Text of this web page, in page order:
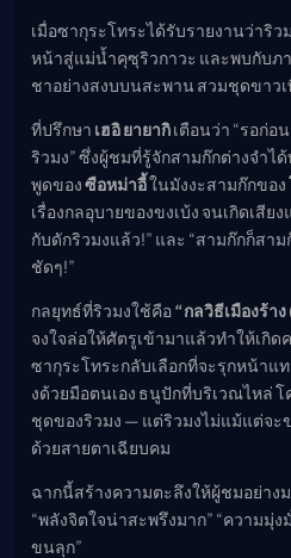
เมื่อซากุระโทระได้รับรายงานว่าริ
หน้าสู่แม่น้ำคุซุริวกาวะ และพบกับภ
ชาอย่างสงบบนสะพาน สวมชุดขาวเ
ที่ปรึกษา เฮอิ ยายากิเตือนว่า “รอก่อ
ริวมง” ซึ่งผู้ชมที่รู้จักสามก๊กต่างจำ
พูดของซือหม่าอี้ในมังงะสามก๊กของ
เรื่องกลอุบายของขงเบ้ง จนเกิดเสีย
กับดักริวมงแล้ว!” และ “สามก๊กก็สา
ชัดๆ!”
กลยุทธ์ที่ริวมงใช้คือ“กลวิธีเมืองร้าง
จงใจล่อให้ศัตรูเข้ามาแล้วทำให้เกิ
ซากุระโทระกลับเลือกที่จะรุกหน้าแ
งด้วยมือตนเอง ธนูปักที่บริเวณไหล่
ชุดของริวมง — แต่ริวมงไม่แม้แต่จะ
ด้วยสายตาเฉียบคม
ฉากนี้สร้างความตะลึงให้ผู้ชมอย่าง
“พลังจิตใจน่าสะพรึงมาก” “ความมุ่
ขนลุก”